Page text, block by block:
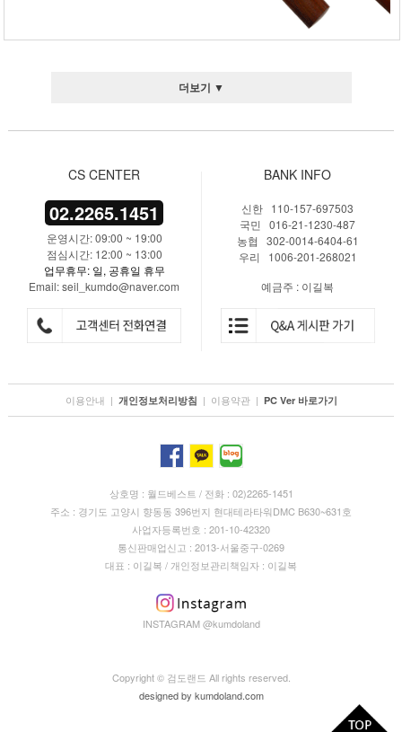
더보기 ▼
CS CENTER
02.2265.1451
운영시간: 09:00 ~ 19:00
점심시간: 12:00 ~ 13:00
업무휴무: 일, 공휴일 휴무
Email: seil_kumdo@naver.com
BANK INFO
신한 110-157-697503
국민 016-21-1230-487
농협 302-0014-6404-61
우리 1006-201-268021
예금주 : 이길복
이용안내 | 개인정보처리방침 | 이용약관 | PC Ver 바로가기
상호명 : 월드베스트 / 전화 : 02)2265-1451
주소 : 경기도 고양시 향동동 396번지 현대테라타워DMC B630~631호
사업자등록번호 : 201-10-42320
통신판매업신고 : 2013-서울중구-0269
대표 : 이길복 / 개인정보관리책임자 : 이길복
INSTAGRAM @kumdoland
Copyright © 검도랜드 All rights reserved.
designed by kumdoland.com